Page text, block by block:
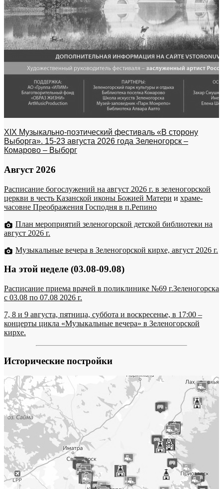
XIX Музыкально-поэтический фестиваль «В сторону
Выборга». 15-23 августа 2026 года Зеленогорск –
Комарово – Выборг
Август 2026
Расписание богослужений на август 2026 г. в зеленогорской
церкви в честь Казанской иконы Божией Матери и храме-
часовне Преображения Господня в п.Репино
План мероприятий зеленогорской детской библиотеки на
август 2026 г.
Музыкальные вечера в Зеленогорской кирхе, август 2026 г.
На этой неделе (03.08-09.08)
Расписание приема врачей в поликлинике №69 г.Зеленогорска
c 03.08 по 07.08 2026 г.
7, 8 и 9 августа, пятница, суббота и воскресенье, в 17:00 –
концерты цикла «Музыкальные вечера» в Зеленогорской
кирхе.
Исторические постройки